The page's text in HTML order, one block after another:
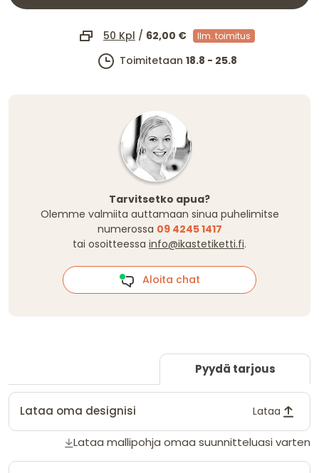
50 Kpl / 62,00 € Ilm. toimitus
Toimitetaan 18.8 - 25.8
Tarvitsetko apua?
Olemme valmiita auttamaan sinua puhelimitse
numerossa 09 4245 1417
tai osoitteessa info@ikastetiketti.fi.
Aloita chat
Pyydä tarjous
Lataa oma designisi Lataa
Lataa mallipohja omaa suunnitteluasi varten